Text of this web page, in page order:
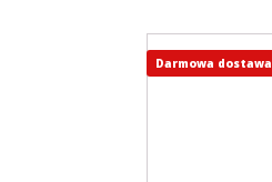
Darmowa dostawa